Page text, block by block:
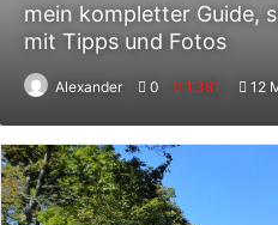
mein kompletter Guide,
mit Tipps und Fotos
Alexander 0 1.381 12